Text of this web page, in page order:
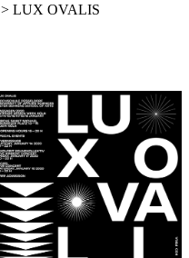
> LUX OVALIS